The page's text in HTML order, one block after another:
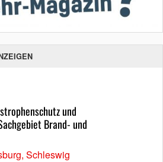
und
Brand- und
Schleswig